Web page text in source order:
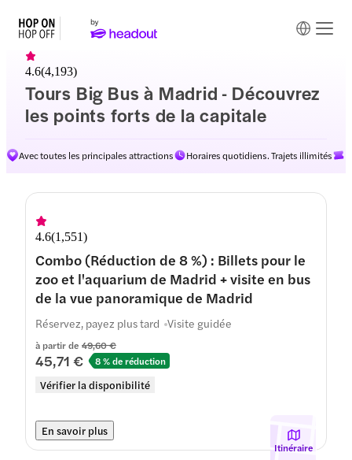
Tours Big Bus à Madrid - Découvrez
les points forts de la capitale
4.6(4,193)
Avec toutes les principales attractions Horaires quotidiens. Trajets illimités
4.6(1,551)
Combo (Réduction de 8 %) : Billets pour le
zoo et l'aquarium de Madrid + visite en bus
de la vue panoramique de Madrid
à partir de 49,60 €
45,71 € 8 % de réduction
Vérifier la disponibilité
Réservez, payez plus tard Visite guidée
En savoir plus
Itinéraire